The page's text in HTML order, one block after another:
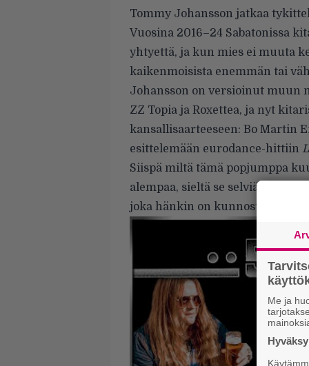
Tommy Johansson jatkaa
Vuosina 2016–24 Sabatonissa
yhtyettä, ja kun mies ei muuta
kaikenmoisista enemmän tai
Johansson on versioinut muun
ZZ Topia ja Roxettea, ja nyt
kansallisaarteeseen: Bo Martin
esittelemään eurodance-hittiin
Siispä miltä tämä popjumppa
alempaa, sieltä se selviää.
joka hänkin on
Me ja